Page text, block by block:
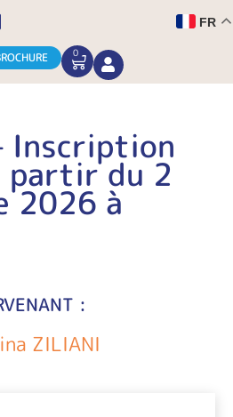
FR
0
CART
Inscription
partir du 2
2026 à
:
ZILIANI